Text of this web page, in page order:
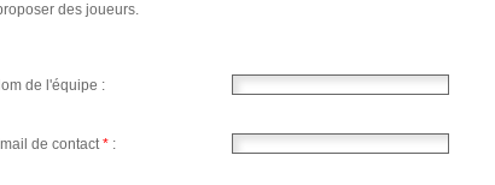
des joueurs.
de l'équipe :
de contact* :